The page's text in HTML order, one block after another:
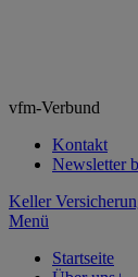
vfm-Verbund
Kontakt
Newsletter
Keller
Menü
Startseite